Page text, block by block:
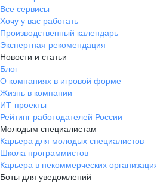
Все сервисы
Хочу у вас работать
Производственный календарь
Экспертная рекомендация
Новости и статьи
Блог
О компаниях в игровой форме
Жизнь в компании
ИТ-проекты
Рейтинг работодателей России
Молодым специалистам
Карьера для молодых специалистов
Школа программистов
Карьера в некоммерческих
Боты для уведомлений